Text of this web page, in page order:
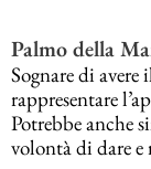
Palmo della
Sognare di
rappresentare
Potrebbe anche
volontà di dare e